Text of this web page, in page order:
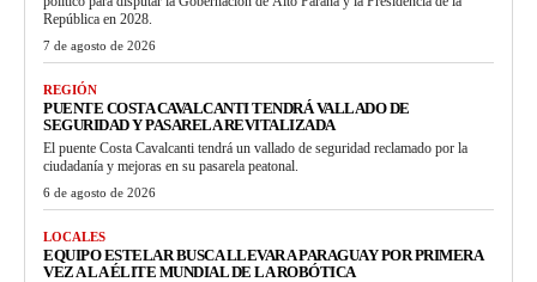
República en 2028.
7 de agosto de 2026
REGIÓN
PUENTE COSTA CAVALCANTI TENDRÁ VALLADO DE
SEGURIDAD Y PASARELA REVITALIZADA
El puente Costa Cavalcanti tendrá un vallado de seguridad reclamado por la
ciudadanía y mejoras en su pasarela peatonal.
6 de agosto de 2026
LOCALES
EQUIPO ESTELAR BUSCA LLEVAR A PARAGUAY POR PRIMERA
VEZ A LA ÉLITE MUNDIAL DE LA ROBÓTICA